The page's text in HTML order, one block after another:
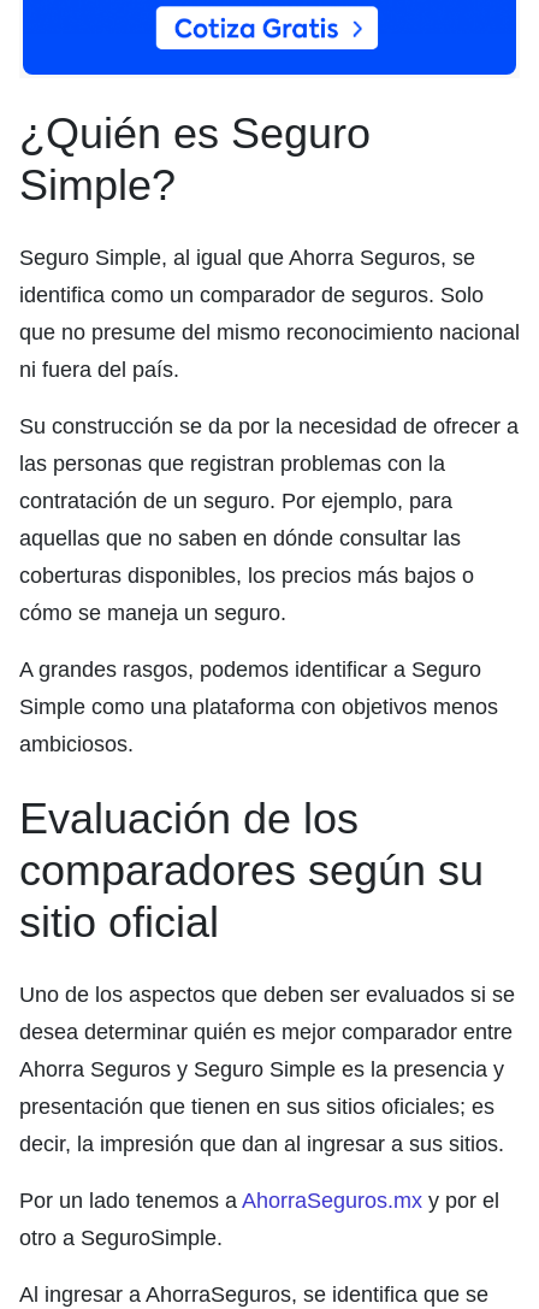
¿Quién es Seguro
Simple?
Seguro Simple, al igual que Ahorra Seguros, se
identifica como un comparador de seguros. Solo
que no presume del mismo reconocimiento nacional
ni fuera del país.
Su construcción se da por la necesidad de ofrecer a
las personas que registran problemas con la
contratación de un seguro. Por ejemplo, para
aquellas que no saben en dónde consultar las
coberturas disponibles, los precios más bajos o
cómo se maneja un seguro.
A grandes rasgos, podemos identificar a Seguro
Simple como una plataforma con objetivos menos
ambiciosos.
Evaluación de los
comparadores según su
sitio oficial
Uno de los aspectos que deben ser evaluados si se
desea determinar quién es mejor comparador entre
Ahorra Seguros y Seguro Simple es la presencia y
presentación que tienen en sus sitios oficiales; es
decir, la impresión que dan al ingresar a sus sitios.
Por un lado tenemos a AhorraSeguros.mx y por el
otro a SeguroSimple.
Al ingresar a AhorraSeguros, se identifica que se